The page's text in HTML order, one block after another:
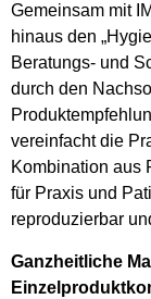
Gemeinsam mit
hinaus den
Beratungs- und
durch den
vereinfacht die
Kombination aus
für Praxis und
reproduzierbar
Ganzheitliche